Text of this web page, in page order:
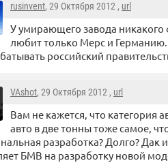
rusinvent, 29 Октября 2012 , url
У умирающего завода
любит только Мерс и
российский
VAshot, 29 Октября 2012 , url
Вам не кажется, что категория
авто в две тонны тоже самое,
разработка? Долго?
БМВ на разработку новой